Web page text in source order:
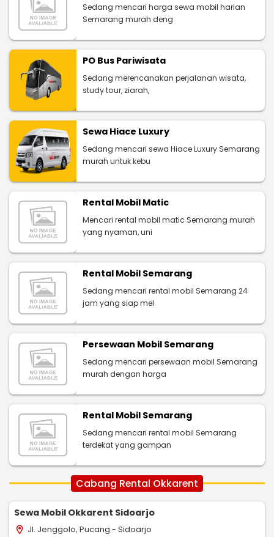
Sedang mencari harga sewa mobil harian
Semarang murah deng
PO Bus Pariwisata
Sedang merencanakan perjalanan wisata,
study tour, ziarah,
Sewa Hiace Luxury
Sedang mencari sewa Hiace Luxury Semarang
murah untuk kebu
Rental Mobil Matic
Mencari rental mobil matic Semarang murah
yang nyaman, uni
Rental Mobil Semarang
Sedang mencari rental mobil Semarang 24
jam yang siap mel
Persewaan Mobil Semarang
Sedang mencari persewaan mobil Semarang
murah dengan harga
Rental Mobil Semarang
Sedang mencari rental mobil Semarang
terdekat yang gampan
Cabang Rental Okkarent
Sewa Mobil Okkarent Sidoarjo
location_on Jl. Jenggolo, Pucang - Sidoarjo